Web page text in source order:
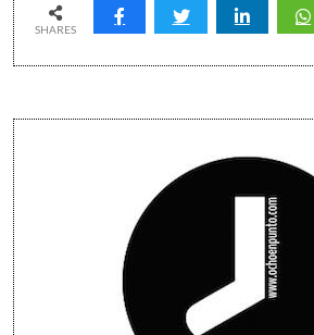
cafeterías,
bibliotecas
SHARES
Sidebar